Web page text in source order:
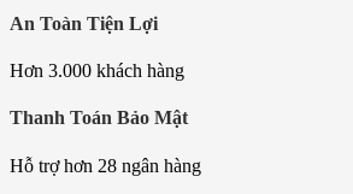
An Toàn Tiện Lợi
Hơn 3.000 khách hàng
Thanh Toán Bảo Mật
Hỗ trợ hơn 28 ngân hàng